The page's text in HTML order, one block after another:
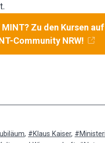
Zu den Kursen
Community NRW!
, Klaus Kaiser,